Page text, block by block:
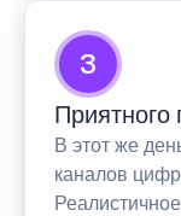
3
Приятного
В этот же
каналов